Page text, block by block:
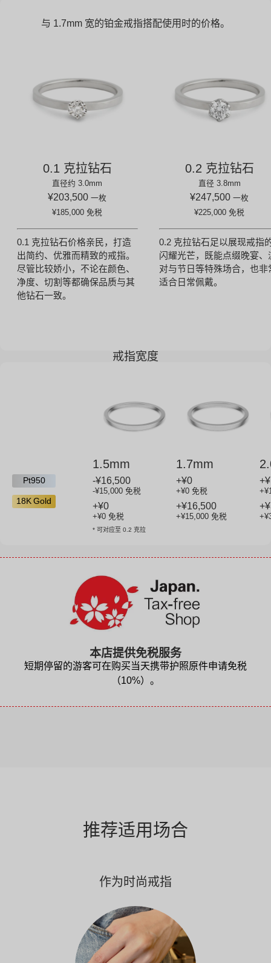
与 1.7mm 宽的铂金戒指搭配使用时的价格。
0.1 克拉钻石
直径约 3.0mm
¥203,500 一枚
¥185,000 免税
0.1 克拉钻石价格亲民，打造
出简约、优雅而精致的戒指。
尽管比较娇小，不论在颜色、
净度、切割等都确保品质与其
他钻石一致。
0.2 克拉钻石
直径 3.8mm
¥247,500 一枚
¥225,000 免税
0.2 克拉钻石足以展现戒指
闪耀光芒，既能点缀晚宴、
对与节日等特殊场合，也非
适合日常佩戴。
戒指宽度
Pt950
18K Gold
1.5mm
-¥16,500
-¥15,000免税
+¥0
+¥0 免税
* 可对应至 0.2 克拉
1.7mm
+¥0
+¥0 免税
+¥16,500
+¥15,000免税
+
+
+
+
本店提供免税服务
短期停留的游客可在购买当天携带护照原件申请免税
（10%）。
推荐适用场合
作为时尚戒指